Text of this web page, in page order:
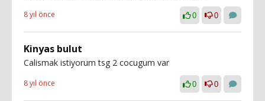
8 yıl önce 0 0
Kinyas bulut
Calismak istiyorum tsg 2 cocugum var
8 yıl önce 0 0